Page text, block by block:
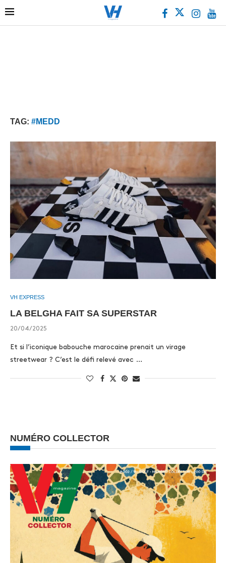
TAG: #MEDD
VH EXPRESS
LA BELGHA FAIT SA SUPERSTAR
20/04/2025
Et si l’iconique babouche marocaine prenait un virage
streetwear ? C’est le défi relevé avec …
NUMÉRO COLLECTOR